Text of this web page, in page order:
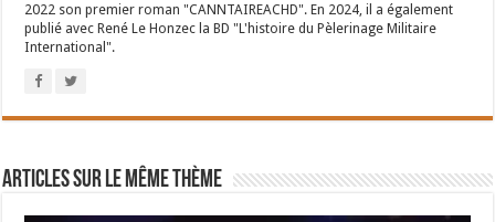
2022 son premier roman "CANNTAIREACHD". En 2024, il a également
publié avec René Le Honzec la BD "L'histoire du Pèlerinage Militaire
International".
Articles sur le même thème